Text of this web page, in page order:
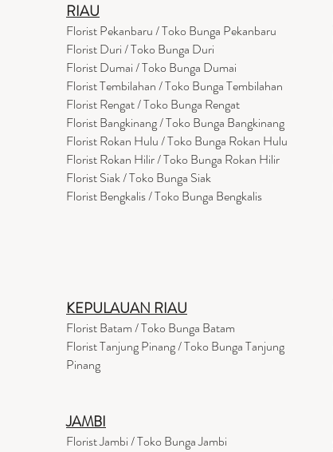
RIAU
Florist Pekanbaru / Toko Bunga Pekanbaru
Florist Duri / Toko Bunga Duri
Florist Dumai / Toko Bunga Dumai
Florist Tembilahan / Toko Bunga Tembilahan
Florist Rengat / Toko Bunga Rengat
Florist Bangkinang / Toko Bunga Bangkinang
Florist Rokan Hulu / Toko Bunga Rokan Hulu
Florist Rokan Hilir / Toko Bunga Rokan Hilir
Florist Siak / Toko Bunga Siak
Florist Bengkalis / Toko Bunga Bengkalis
KEPULAUAN RIAU
Florist Batam / Toko Bunga Batam
Florist Tanjung Pinang / Toko Bunga Tanjung
Pinang
JAMBI
Florist Jambi / Toko Bunga Jambi